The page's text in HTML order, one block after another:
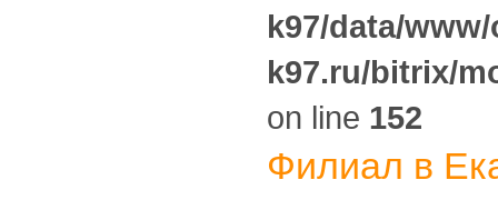
k97/data/
k97.ru/bitrix/
on line 152
Филиал в